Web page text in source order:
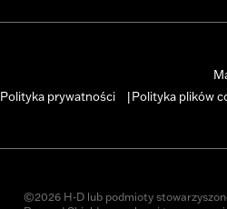
Polityka prywatności Polityka plików
©2026 H-D lub podmioty